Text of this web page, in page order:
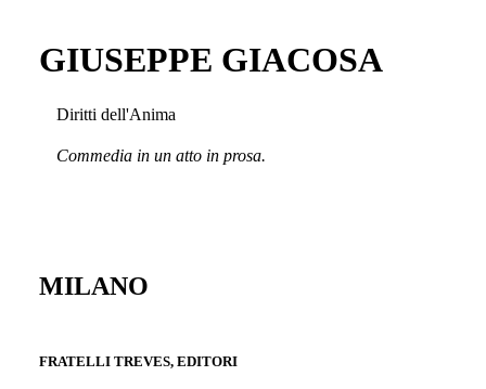
GIUSEPPE GIACOSA
Diritti dell'Anima
Commedia in un atto in prosa.
MILANO
FRATELLI TREVES, EDITORI